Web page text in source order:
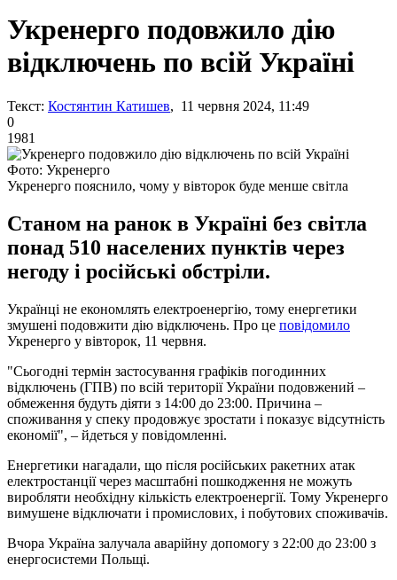
Укренерго подовжило дію
відключень по всій Україні
Текст: Костянтин Катишев, 11 червня 2024, 11:49
0
1981
Фото: Укренерго
Укренерго пояснило, чому у вівторок буде менше світла
Станом на ранок в Україні без світла
понад 510 населених пунктів через
негоду і російські обстріли.
Українці не економлять електроенергію, тому енергетики
змушені подовжити дію відключень. Про це повідомило
Укренерго у вівторок, 11 червня.
"Сьогодні термін застосування графіків погодинних
відключень (ГПВ) по всій території України подовжений –
обмеження будуть діяти з 14:00 до 23:00. Причина –
споживання у спеку продовжує зростати і показує відсутність
економії", – йдеться у повідомленні.
Енергетики нагадали, що після російських ракетних атак
електростанції через масштабні пошкодження не можуть
виробляти необхідну кількість електроенергії. Тому Укренерго
вимушене відключати і промислових, і побутових споживачів.
Вчора Україна залучала аварійну допомогу з 22:00 до 23:00 з
енергосистеми Польщі.